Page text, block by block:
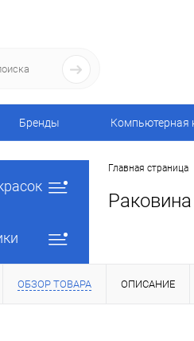
Бренды Компьютерная
Главная страница
ОБЗОР ТОВАРА ОПИСАНИЕ